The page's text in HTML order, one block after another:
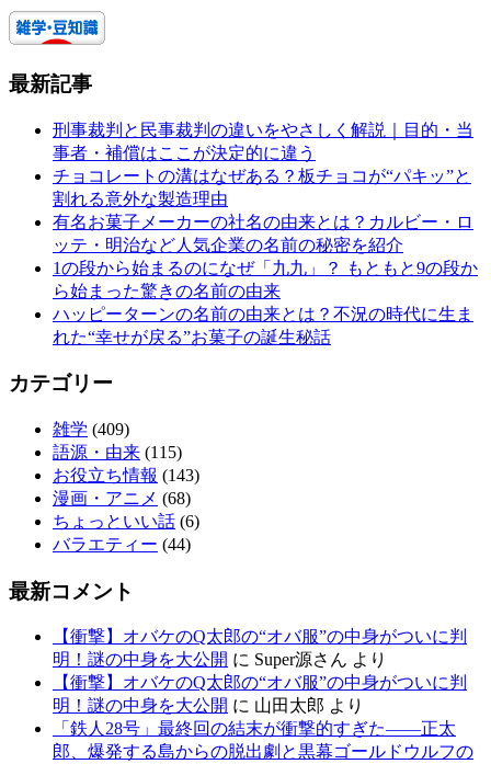
最新記事
刑事裁判と民事裁判の違いをやさしく解説｜目的・当
事者・補償はここが決定的に違う
チョコレートの溝はなぜある？板チョコが“パキッ”と
割れる意外な製造理由
有名お菓子メーカーの社名の由来とは？カルビー・ロ
ッテ・明治など人気企業の名前の秘密を紹介
1の段から始まるのになぜ「九九」？ もともと9の段か
ら始まった驚きの名前の由来
ハッピーターンの名前の由来とは？不況の時代に生ま
れた“幸せが戻る”お菓子の誕生秘話
カテゴリー
雑学 (409)
語源・由来 (115)
お役立ち情報 (143)
漫画・アニメ (68)
ちょっといい話 (6)
バラエティー (44)
最新コメント
【衝撃】オバケのQ太郎の“オバ服”の中身がついに判
明！謎の中身を大公開 に Super源さん より
【衝撃】オバケのQ太郎の“オバ服”の中身がついに判
明！謎の中身を大公開 に 山田太郎 より
「鉄人28号」最終回の結末が衝撃的すぎた——正太
郎、爆発する島からの脱出劇と黒幕ゴールドウルフの